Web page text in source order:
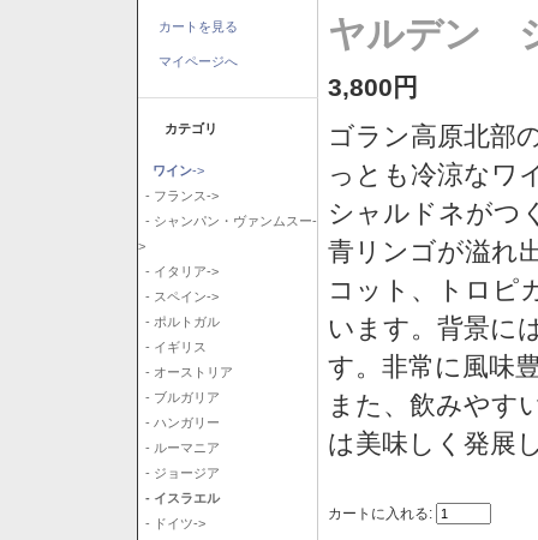
カートを見る
マイページへ
カテゴリ
ワイン->
- フランス->
- シャンパン・ヴァンムスー-
>
- イタリア->
- スペイン->
- ポルトガル
- イギリス
- オーストリア
- ブルガリア
- ハンガリー
- ルーマニア
- ジョージア
- イスラエル
- ドイツ->
ヤルデン
3,800円
ゴラン高原北部
っとも冷涼なワ
シャルドネがつ
青リンゴが溢れ
コット、トロピ
います。背景に
す。非常に風味
また、飲みやす
は美味しく発展
カートに入れる: